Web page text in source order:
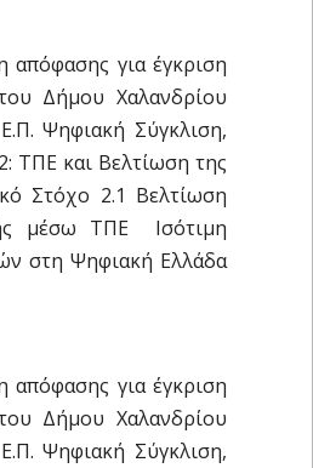
απόφασης για έγκριση
Δήμου Χαλανδρίου
Ψηφιακή Σύγκλιση,
ΤΠΕ και Βελτίωση της
Στόχο 2.1 Βελτίωση
μέσω ΤΠΕ  Ισότιμη
στη Ψηφιακή Ελλάδα
απόφασης για έγκριση
Δήμου Χαλανδρίου
Ψηφιακή Σύγκλιση,